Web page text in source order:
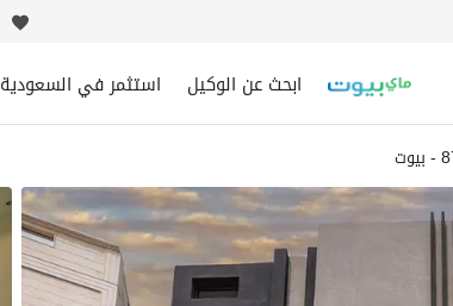
ابحث عن الوكيل استثمر في السعودية